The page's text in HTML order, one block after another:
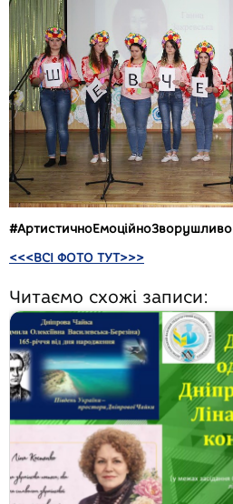
#АртистичноЕмоційноЗворушливо
<<<ВСІ ФОТО ТУТ>>>
Читаємо схожі записи: